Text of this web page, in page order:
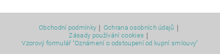
Obchodní podmínky Ochrana osobních údajů
Zásady používání cookies
Vzorový formulář "Oznámení o odstoupení od kupní smlouvy"